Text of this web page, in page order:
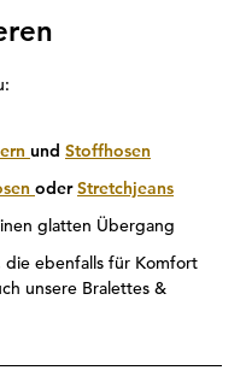
und Stoffhosen
oderStretchjeans
glatten Übergang
die ebenfalls für Komfort
unsere Bralettes &